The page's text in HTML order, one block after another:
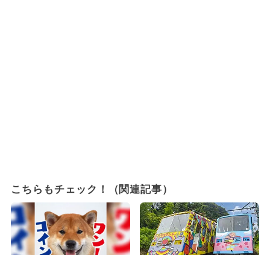
こちらもチェック！（関連記事）